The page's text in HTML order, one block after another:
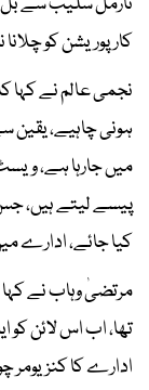
کارپوریشن کو
نجمی عالم نے کہا
ہونی چاہیے، یقین
میں جارہا ہے،
پیسے لیتے ہیں،
کیا جائے، ادارے
مرتضیٰ وہاب نے کہا
تھا، اب اس لائن کو
ادارے کا کنزیومر